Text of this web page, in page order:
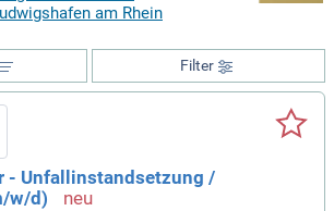
am Rhein
Filter
- Unfallinstandsetzung /
w/d)